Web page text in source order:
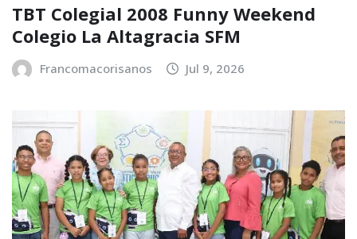
TBT Colegial 2008 Funny Weekend
Colegio La Altagracia SFM
Francomacorisanos Jul 9, 2026